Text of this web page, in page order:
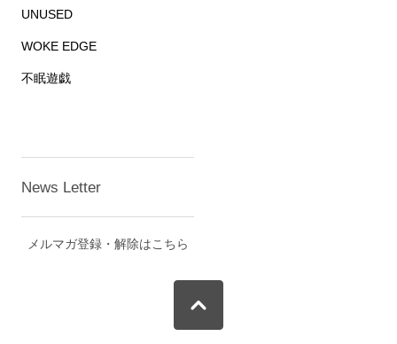
UNUSED
WOKE EDGE
不眠遊戯
News Letter
メルマガ登録・解除はこちら